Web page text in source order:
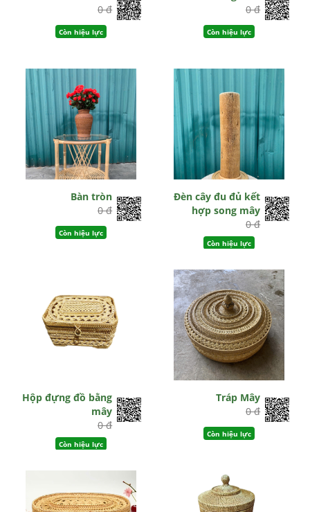
0 đ
Còn hiệu lực
0 đ
Còn hiệu lực
Bàn tròn
0 đ
Còn hiệu lực
Đèn cây đu đủ kết
hợp song mây
0 đ
Còn hiệu lực
Hộp đựng đồ bằng
mây
0 đ
Còn hiệu lực
Tráp Mây
0 đ
Còn hiệu lực